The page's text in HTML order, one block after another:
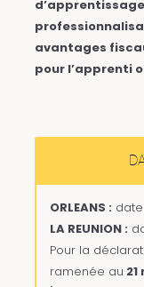
avantages
pour l’apprenti
ORLEANS :date
LA REUNION :
Pour la
ramenée au